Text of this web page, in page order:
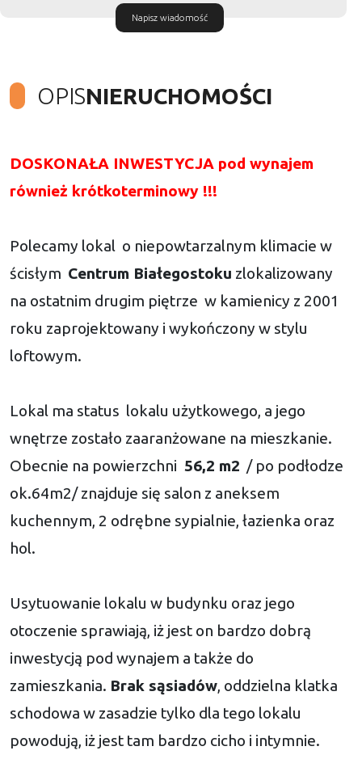
Napisz wiadomość
OPISNIERUCHOMOŚCI
DOSKONAŁA INWESTYCJA pod wynajem
również krótkoterminowy !!!
Polecamy lokal o niepowtarzalnym klimacie w
ścisłym Centrum Białegostoku zlokalizowany
na ostatnim drugim piętrze w kamienicy z 2001
roku zaprojektowany i wykończony w stylu
loftowym.
Lokal ma status lokalu użytkowego, a jego
wnętrze zostało zaaranżowane na mieszkanie.
Obecnie na powierzchni 56,2 m2 / po podłodze
ok.64m2/ znajduje się salon z aneksem
kuchennym, 2 odrębne sypialnie, łazienka oraz
hol.
Usytuowanie lokalu w budynku oraz jego
otoczenie sprawiają, iż jest on bardzo dobrą
inwestycją pod wynajem a także do
zamieszkania. Brak sąsiadów, oddzielna klatka
schodowa w zasadzie tylko dla tego lokalu
powodują, iż jest tam bardzo cicho i intymnie.